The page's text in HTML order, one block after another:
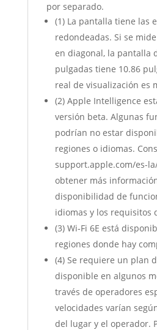
por separado.
(1) La pantalla tiene las
redondeadas. Si se
en diagonal, la pantalla
pulgadas tiene 10.86
real de visualización es
(2) Apple Intelligence
versión beta. Algunas
podrían no estar
regiones o idiomas.
support.apple.com/es-
obtener más
disponibilidad de
idiomas y los requisitos
(3) Wi‐Fi 6E está
regiones donde hay
(4) Se requiere un plan
disponible en algunos
través de operadores
velocidades varían
del lugar y el operador.